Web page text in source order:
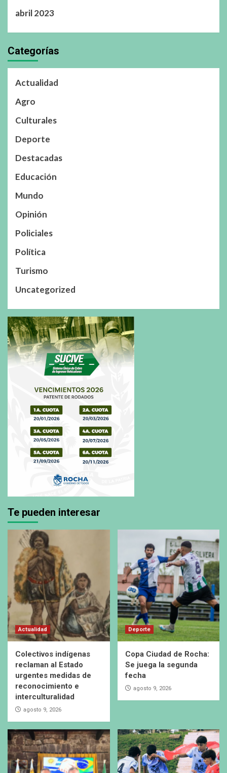
abril 2023
Categorías
Actualidad
Agro
Culturales
Deporte
Destacadas
Educación
Mundo
Opinión
Policiales
Política
Turismo
Uncategorized
Te pueden interesar
Actualidad
Colectivos indígenas
reclaman al Estado
urgentes medidas de
reconocimiento e
interculturalidad
agosto 9, 2026
Deporte
Copa Ciudad de Rocha:
Se juega la segunda
fecha
agosto 9, 2026